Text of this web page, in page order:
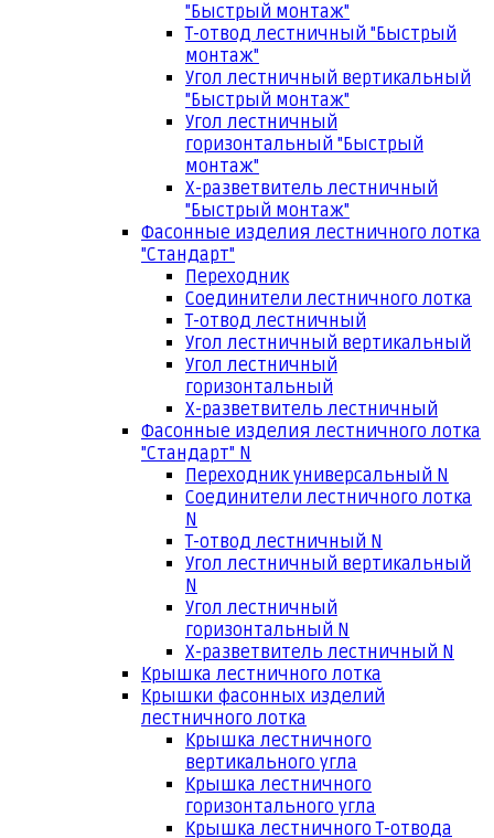
"Быстрый монтаж"
Т-отвод лестничный "Быстрый
монтаж"
Угол лестничный вертикальный
"Быстрый монтаж"
Угол лестничный
горизонтальный "Быстрый
монтаж"
Х-разветвитель лестничный
"Быстрый монтаж"
Фасонные изделия лестничного лотка
"Стандарт"
Переходник
Соединители лестничного лотка
Т-отвод лестничный
Угол лестничный вертикальный
Угол лестничный
горизонтальный
Х-разветвитель лестничный
Фасонные изделия лестничного лотка
"Стандарт" N
Переходник универсальный N
Соединители лестничного лотка
N
Т-отвод лестничный N
Угол лестничный вертикальный
N
Угол лестничный
горизонтальный N
Х-разветвитель лестничный N
Крышка лестничного лотка
Крышки фасонных изделий
лестничного лотка
Крышка лестничного
вертикального угла
Крышка лестничного
горизонтального угла
Крышка лестничного Т-отвода